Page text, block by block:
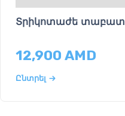
Տրիկոտաժե տաբատ
12,900 AMD
Ընտրել